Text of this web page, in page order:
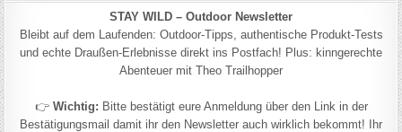
STAY WILD – Outdoor Newsletter
Bleibt auf dem Laufenden: Outdoor-Tipps, authentische Produkt-Tests
und echte Draußen-Erlebnisse direkt ins Postfach! Plus: kinngerechte
Abenteuer mit Theo Trailhopper
👉 Wichtig: Bitte bestätigt eure Anmeldung über den Link in der
Bestätigungsmail damit ihr den Newsletter auch wirklich bekommt! Ihr